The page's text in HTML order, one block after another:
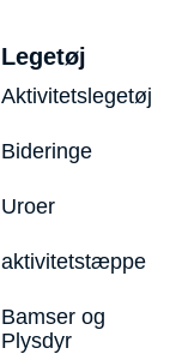
Legetøj
Aktivitetslegetøj
Bideringe
Uroer
aktivitetstæppe
Bamser og
Plysdyr